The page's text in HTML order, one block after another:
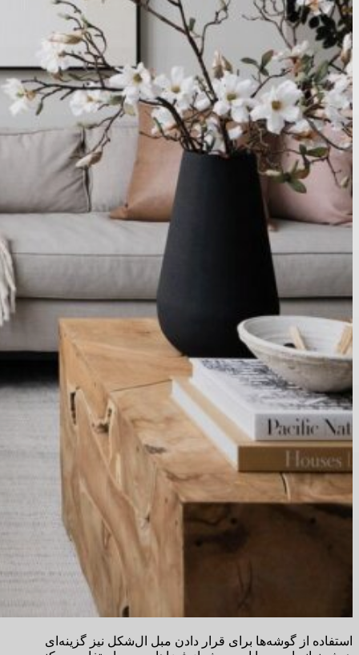
استفاده از گوشه‌ها برای قرار دادن مبل ال‌شکل نیز گزینه‌ای